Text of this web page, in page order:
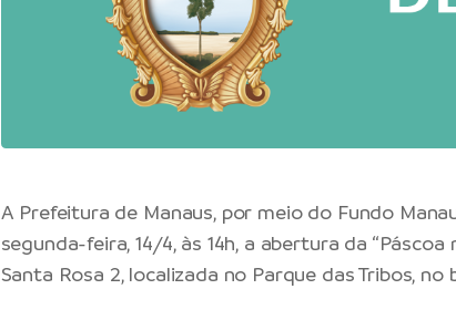
A Prefeitura de Manaus, por meio do Fundo
segunda-feira, 14/4, às 14h, a abertura da “Páscoa
Santa Rosa 2, localizada no Parque das Tribos, no